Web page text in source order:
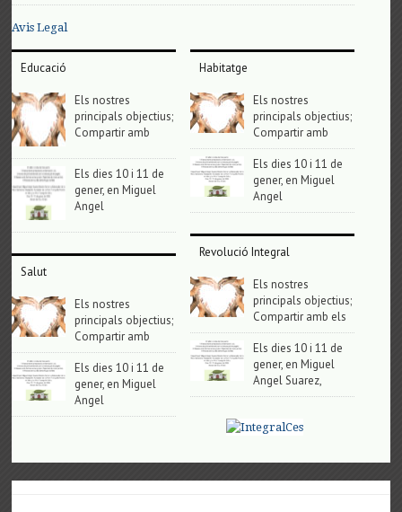
Avis Legal
Educació
Els nostres
principals objectius;
Compartir amb
Els dies 10 i 11 de
gener, en Miguel
Angel
Salut
Els nostres
principals objectius;
Compartir amb
Els dies 10 i 11 de
gener, en Miguel
Angel
Habitatge
Els nostres
principals objectius;
Compartir amb
Els dies 10 i 11 de
gener, en Miguel
Angel
Revolució Integral
Els nostres
principals objectius;
Compartir amb els
Els dies 10 i 11 de
gener, en Miguel
Angel Suarez,